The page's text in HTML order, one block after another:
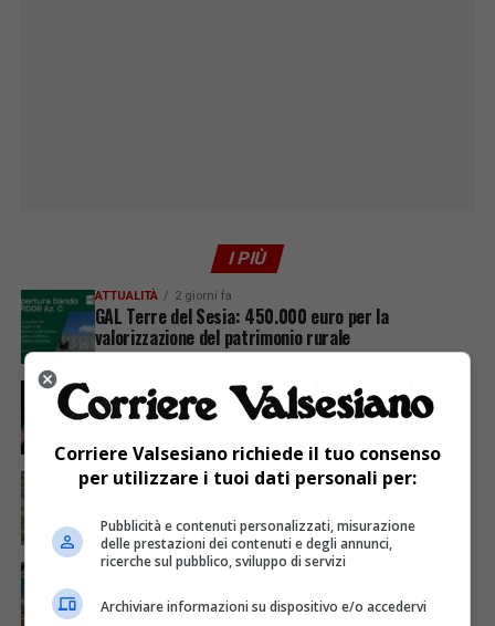
I PIÙ
ATTUALITÀ 2 giorni fa
GAL Terre del Sesia: 450.000 euro per la
valorizzazione del patrimonio rurale
ATTUALITÀ 6 giorni fa
Sabato 8 agosto in piazza a Varallo Gran Galà Lirico
ATTUALITÀ 7 giorni fa
Siccità, Gattinara chiede il riconoscimento dello
stato di calamità naturale
ATTUALITÀ 6 giorni fa
Corriere Valsesiano richiede il tuo consenso
per utilizzare i tuoi dati personali per:
Pubblicità e contenuti personalizzati, misurazione
delle prestazioni dei contenuti e degli annunci,
ricerche sul pubblico, sviluppo di servizi
Archiviare informazioni su dispositivo e/o accedervi